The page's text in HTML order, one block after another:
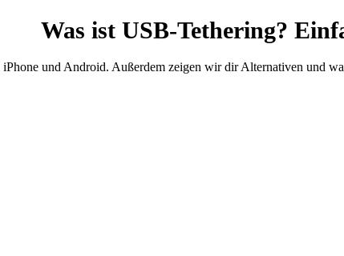
Was ist USB-Tethering?
und Android. Außerdem zeigen wir dir Alternativen und